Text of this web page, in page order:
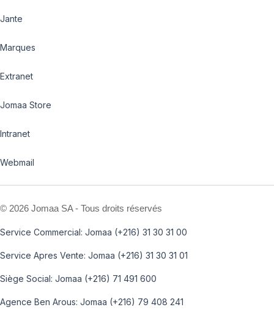
Jante
Marques
Extranet
Jomaa Store
Intranet
Webmail
© 2026 Jomaa SA - Tous droits réservés
Service Commercial: Jomaa (+216) 31 30 31 00
Service Apres Vente: Jomaa (+216) 31 30 31 01
Siège Social: Jomaa (+216) 71 491 600
Agence Ben Arous: Jomaa (+216) 79 408 241